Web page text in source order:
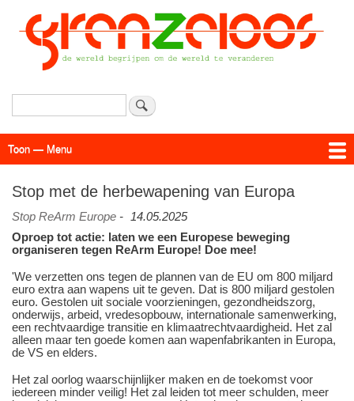
Overslaan
en
naar
de
Zoeken
Menu
Toon — Menu
Stop met de herbewapening van Europa
Stop ReArm Europe - 14.05.2025
Oproep tot actie: laten we een Europese beweging
organiseren tegen ReArm Europe! Doe mee!
'We verzetten ons tegen de plannen van de EU om 800 miljard
euro extra aan wapens uit te geven. Dat is 800 miljard gestolen
euro. Gestolen uit sociale voorzieningen, gezondheidszorg,
onderwijs, arbeid, vredesopbouw, internationale samenwerking,
een rechtvaardige transitie en klimaatrechtvaardigheid. Het zal
alleen maar ten goede komen aan wapenfabrikanten in Europa,
de VS en elders.
Het zal oorlog waarschijnlijker maken en de toekomst voor
iedereen minder veilig! Het zal leiden tot meer schulden, meer